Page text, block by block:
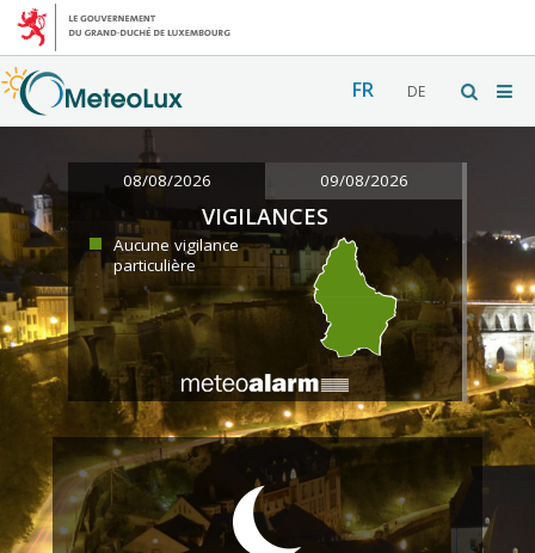
FR DE
08/08/2026 09/08/2026
VIGILANCES
Aucune vigilance
particulière